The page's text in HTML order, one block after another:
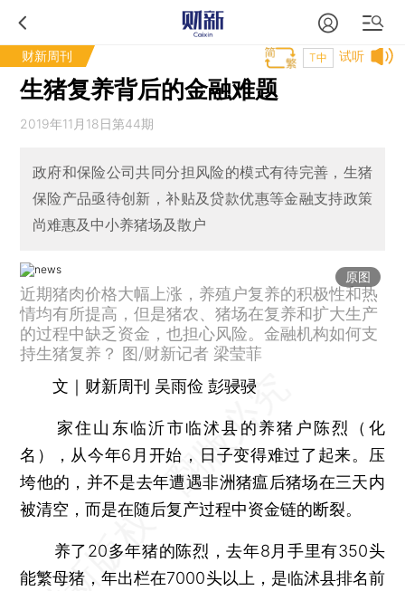
财新周刊 试听
T中
生猪复养背后的金融难题
2019年11月18日第44期
政府和保险公司共同分担风险的模式有待完善，生猪
保险产品亟待创新，补贴及贷款优惠等金融支持政策
尚难惠及中小养猪场及散户
原图
近期猪肉价格大幅上涨，养殖户复养的积极性和热
情均有所提高，但是猪农、猪场在复养和扩大生产
的过程中缺乏资金，也担心风险。金融机构如何支
持生猪复养？ 图/财新记者 梁莹菲
文｜财新周刊 吴雨俭 彭骎骎
家住山东临沂市临沭县的养猪户陈烈（化
名），从今年6月开始，日子变得难过了起来。压
垮他的，并不是去年遭遇非洲猪瘟后猪场在三天内
被清空，而是在随后复产过程中资金链的断裂。
养了20多年猪的陈烈，去年8月手里有350头
能繁母猪，年出栏在7000头以上，是临沭县排名前